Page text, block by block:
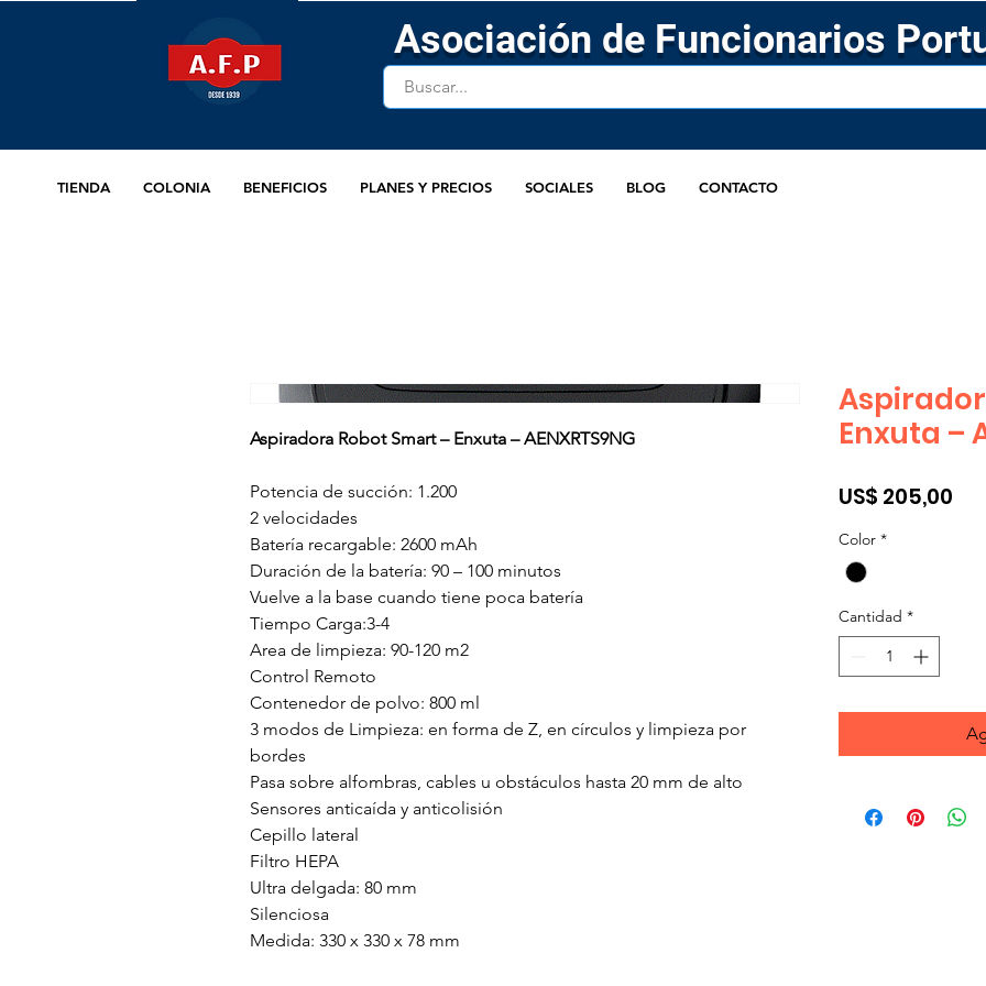
Asociación de Funcionarios
TIENDA COLONIA BENEFICIOS PLANES Y PRECIOS SOCIALES BLOG CONTACTO
Aspiradora Robot Smart – Enxuta – AENXRTS9NG
Potencia de succión: 1.200
2 velocidades
Batería recargable: 2600 mAh
Duración de la batería: 90 – 100 minutos
Vuelve a la base cuando tiene poca batería
Tiempo Carga:3-4
Area de limpieza: 90-120 m2
Control Remoto
Contenedor de polvo: 800 ml
3 modos de Limpieza: en forma de Z, en círculos y limpieza por
bordes
Pasa sobre alfombras, cables u obstáculos hasta 20 mm de alto
Sensores anticaída y anticolisión
Cepillo lateral
Filtro HEPA
Ultra delgada: 80 mm
Silenciosa
Medida: 330 x 330 x 78 mm
Enxuta –
US$ 205,00
Color *
Cantidad *